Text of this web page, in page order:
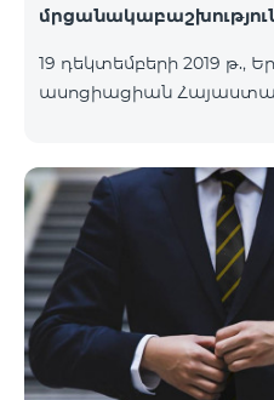
19 դեկտեմբերի 2019 թ.,
ասոցիացիան
հաղորդակցության
ծրագրերի ու
«Հանրային և
ընկերությունների ու
Փի Ար ասոցիացիայի
ուշադրության